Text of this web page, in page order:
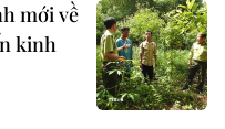
mới về
kinh